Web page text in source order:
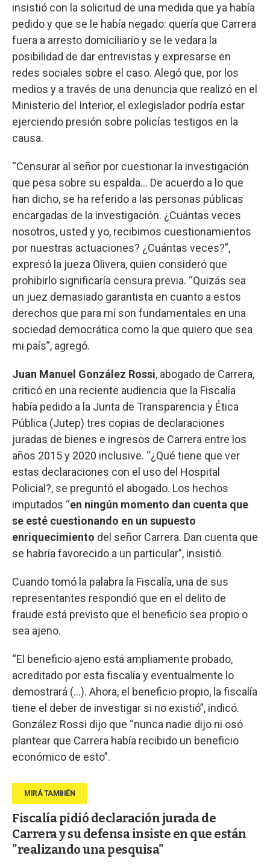
insistió con la solicitud de una medida que ya había
pedido y que se le había negado: quería que Carrera
fuera a arresto domiciliario y se le vedara la
posibilidad de dar entrevistas y expresarse en
redes sociales sobre el caso. Alegó que, por los
medios y a través de una denuncia que realizó en el
Ministerio del Interior, el exlegislador podría estar
ejerciendo presión sobre policías testigos en la
causa.
“Censurar al señor por cuestionar la investigación
que pesa sobre su espalda... De acuerdo a lo que
han dicho, se ha referido a las personas públicas
encargadas de la investigación. ¿Cuántas veces
nosotros, usted y yo, recibimos cuestionamientos
por nuestras actuaciones? ¿Cuántas veces?”,
expresó la jueza Olivera, quien consideró que
prohibirlo significaría censura previa. “Quizás sea
un juez demasiado garantista en cuanto a estos
derechos que para mí son fundamentales en una
sociedad democrática como la que quiero que sea
mi país”, agregó.
Juan Manuel González Rossi, abogado de Carrera,
criticó en una reciente audiencia que la Fiscalía
había pedido a la Junta de Transparencia y Ética
Pública (Jutep) tres copias de declaraciones
juradas de bienes e ingresos de Carrera entre los
años 2015 y 2020 inclusive. “¿Qué tiene que ver
estas declaraciones con el uso del Hospital
Policial?, se preguntó el abogado. Los hechos
imputados “en ningún momento dan cuenta que
se esté cuestionando en un supuesto
enriquecimiento del señor Carrera. Dan cuenta que
se habría favorecido a un particular”, insistió.
Cuando tomó la palabra la Fiscalía, una de sus
representantes respondió que en el delito de
fraude está previsto que el beneficio sea propio o
sea ajeno.
“El beneficio ajeno está ampliamente probado,
acreditado por esta fiscalía y eventualmente lo
demostrará (...). Ahora, el beneficio propio, la fiscalía
tiene el deber de investigar si no existió”, indicó.
González Rossi dijo que “nunca nadie dijo ni osó
plantear que Carrera había recibido un beneficio
económico de esto”.
Fiscalía pidió declaración jurada de
Carrera y su defensa insiste en que están
"realizando una pesquisa"